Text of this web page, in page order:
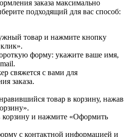
заказа максимально
подходящий для вас способ:
товар и нажмите кнопку
форму: укажите ваше имя,
свяжется с вами для
заказа.
товар в корзину, нажав
корзину и нажмите «Оформить
с контактной информацией и